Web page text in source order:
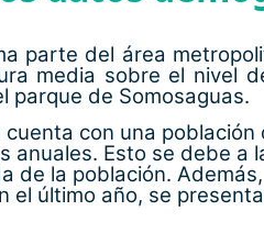
parte del área
media sobre el nivel
parque de Somosaguas.
cuenta con una
anuales. Esto se debe a
de la población.
el último año, se